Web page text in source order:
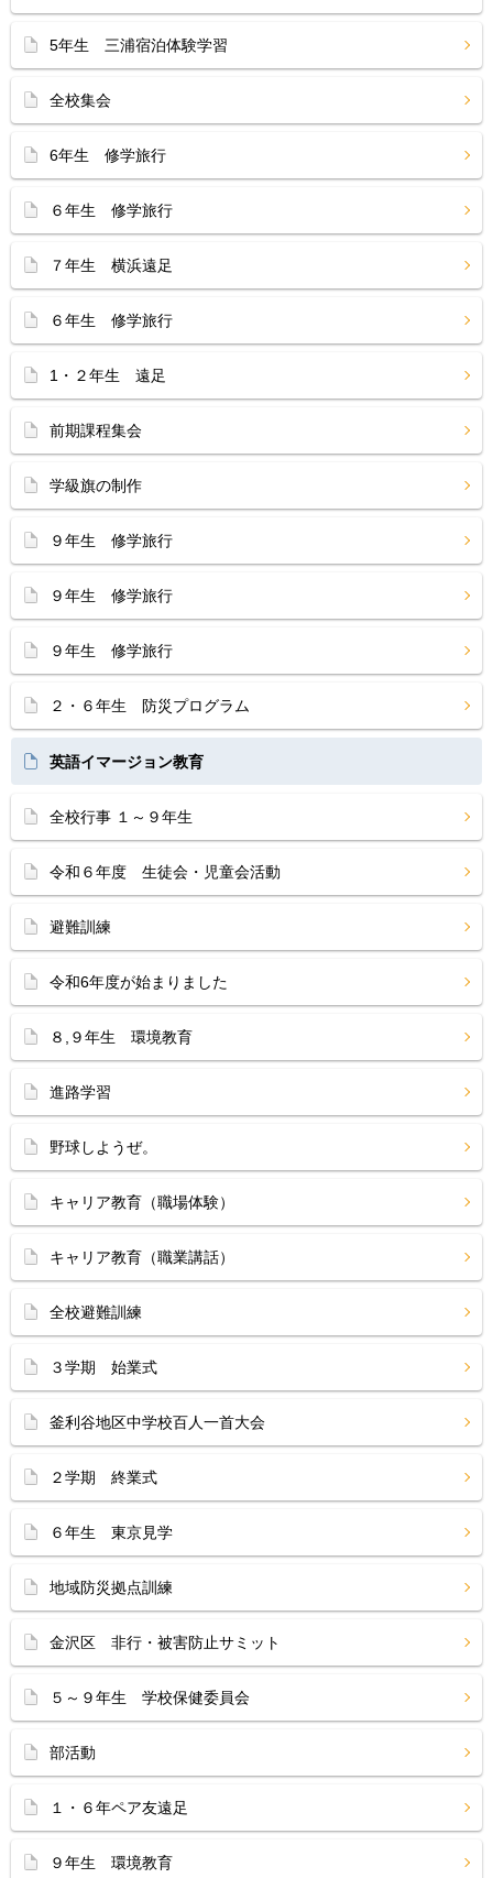
5年生 三浦宿泊体験学習
全校集会
6年生 修学旅行
６年生 修学旅行
７年生 横浜遠足
６年生 修学旅行
1・２年生 遠足
前期課程集会
学級旗の制作
９年生 修学旅行
９年生 修学旅行
９年生 修学旅行
２・６年生 防災プログラム
英語イマージョン教育
全校行事 １～９年生
令和６年度 生徒会・児童会活動
避難訓練
令和6年度が始まりました
８,９年生 環境教育
進路学習
野球しようぜ。
キャリア教育（職場体験）
キャリア教育（職業講話）
全校避難訓練
３学期 始業式
釜利谷地区中学校百人一首大会
２学期 終業式
６年生 東京見学
地域防災拠点訓練
金沢区 非行・被害防止サミット
５～９年生 学校保健委員会
部活動
１・６年ペア友遠足
９年生 環境教育